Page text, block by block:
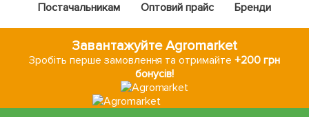
Постачальникам
Оптовий прайс Бренди
Завантажуйте Agromarket
Зробіть перше замовлення та отримайте+200 грн
бонусів!